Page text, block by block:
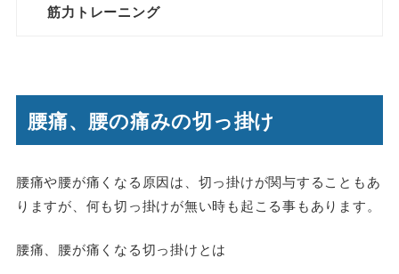
筋力トレーニング
腰痛、腰の痛みの切っ掛け
腰痛や腰が痛くなる原因は、切っ掛けが関与することもあ
りますが、何も切っ掛けが無い時も起こる事もあります。
腰痛、腰が痛くなる切っ掛けとは